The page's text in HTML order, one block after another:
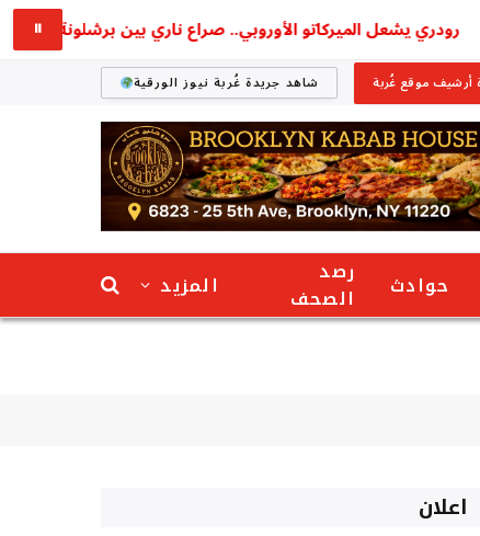
رودري يشعل الميركاتو الأوروبي.. صراع ناري بين برشلونة وريال⏸
أرشيف موقع غُربة شاهد جريدة غُربة نيوز الورقية
حوادث
رصد
الصحف
المزيد
اعلان